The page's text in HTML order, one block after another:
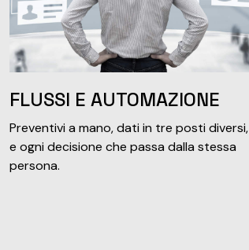
FLUSSI E AUTOMAZIONE
Preventivi a mano, dati in tre posti diversi,
e ogni decisione che passa dalla stessa
persona.